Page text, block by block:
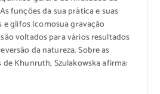
As funções dasua práticaesuas
e glifos(comosuagravação
são voltados paravários resultados
da natureza.Sobre as
deKhunruth, Szulakowskaafirma: